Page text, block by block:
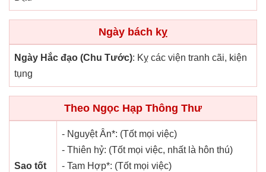
Ngày bách kỵ
Ngày Hắc đạo (Chu Tước): Kỵ các viện tranh cãi, kiện
tụng
Theo Ngọc Hạp Thông Thư
Sao tốt
- Nguyệt Ân*: (Tốt mọi việc)
- Thiên hỷ: (Tốt mọi việc, nhất là hôn thú)
- Tam Hợp*: (Tốt mọi việc)